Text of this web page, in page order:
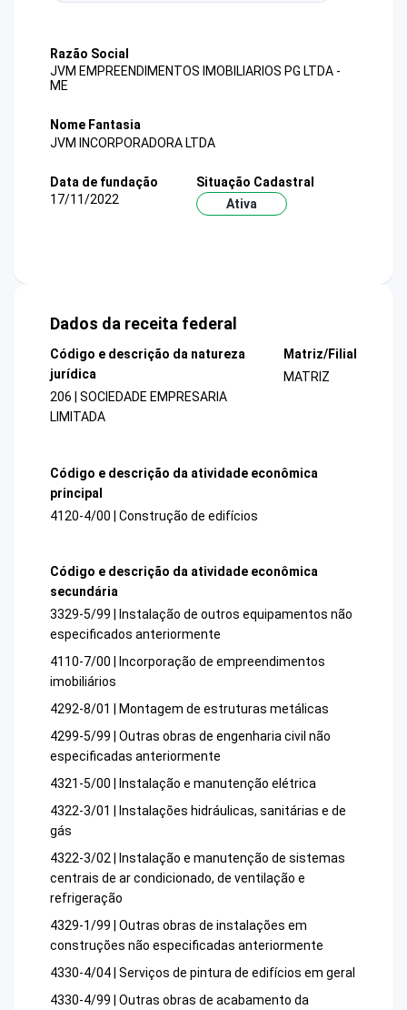
Razão Social
JVM EMPREENDIMENTOS IMOBILIARIOS PG LTDA -
ME
Nome Fantasia
JVM INCORPORADORA LTDA
Data de fundação
17/11/2022
Situação Cadastral
Ativa
Dados da receita federal
Código e descrição da natureza
jurídica
206 | SOCIEDADE EMPRESARIA
LIMITADA
Matriz/Filial
MATRIZ
Código e descrição da atividade econômica
principal
4120-4/00 | Construção de edifícios
Código e descrição da atividade econômica
secundária
3329-5/99 | Instalação de outros equipamentos não
especificados anteriormente
4110-7/00 | Incorporação de empreendimentos
imobiliários
4292-8/01 | Montagem de estruturas metálicas
4299-5/99 | Outras obras de engenharia civil não
especificadas anteriormente
4321-5/00 | Instalação e manutenção elétrica
4322-3/01 | Instalações hidráulicas, sanitárias e de
gás
4322-3/02 | Instalação e manutenção de sistemas
centrais de ar condicionado, de ventilação e
refrigeração
4329-1/99 | Outras obras de instalações em
construções não especificadas anteriormente
4330-4/04 | Serviços de pintura de edifícios em geral
4330-4/99 | Outras obras de acabamento da